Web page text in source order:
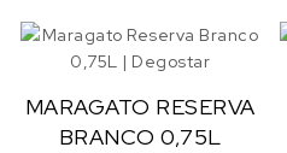
MARAGATO RESERVA
BRANCO 0,75L